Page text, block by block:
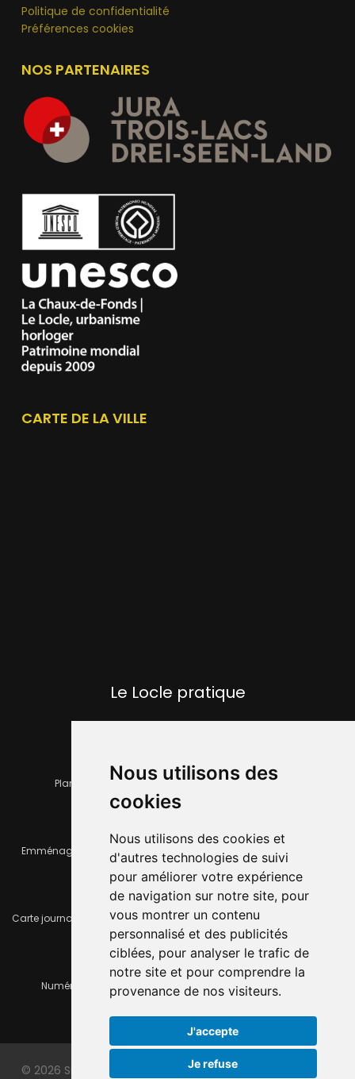
Nous utilisons des
cookies
Nous utilisons des cookies et
d'autres technologies de suivi
pour améliorer votre expérience
de navigation sur notre site, pour
vous montrer un contenu
personnalisé et des publicités
ciblées, pour analyser le trafic de
notre site et pour comprendre la
provenance de nos visiteurs.
J'accepte
Je refuse
Politique de confidentialité
Préférences cookies
NOS PARTENAIRES
CARTE DE LA VILLE
Le Locle pratique
Plan de la ville Horaires et services communaux
Emménager ou déménager Infos pratiques
Carte journalière CFF - Flexicard Travaux importants en cours
Numéros d'urgence À louer / à vendre
© 2026 Site officiel de la ville du Locle. Made with